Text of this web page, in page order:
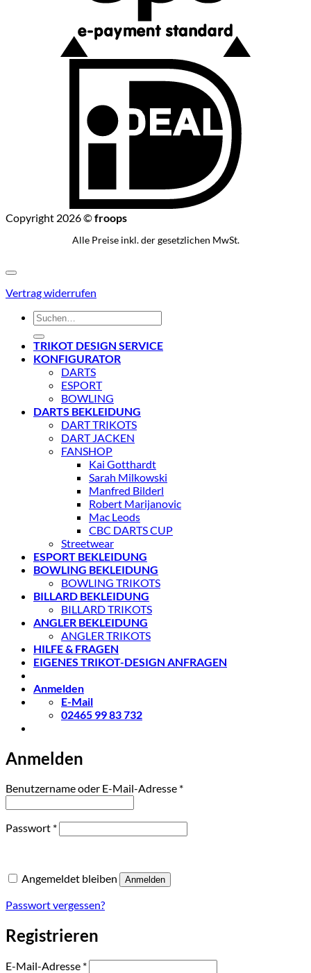
Copyright 2026 ©froops
Alle Preise inkl. der gesetzlichen MwSt.
Vertrag widerrufen
Suchen
nach:
TRIKOT DESIGN SERVICE
KONFIGURATOR
DARTS
ESPORT
BOWLING
DARTS BEKLEIDUNG
DART TRIKOTS
DART JACKEN
FANSHOP
Kai Gotthardt
Sarah Milkowski
Manfred Bilderl
Robert Marijanovic
Mac Leods
CBC DARTS CUP
Streetwear
ESPORT BEKLEIDUNG
BOWLING BEKLEIDUNG
BOWLING TRIKOTS
BILLARD BEKLEIDUNG
BILLARD TRIKOTS
ANGLER BEKLEIDUNG
ANGLER TRIKOTS
HILFE & FRAGEN
EIGENES TRIKOT-DESIGN ANFRAGEN
Anmelden
E-Mail
02465 99 83 732
Anmelden
Benutzername oder E-Mail-Adresse *Erforderlich
Passwort *Erforderlich
Angemeldet bleiben Anmelden
Passwort vergessen?
Registrieren
E-Mail-Adresse *Erforderlich